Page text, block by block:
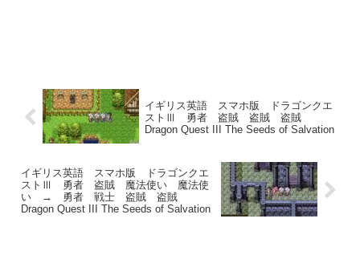
イギリス英語 スマホ版 ドラゴンクエ
ストⅢ 勇者 盗賊 盗賊 盗賊
Dragon Quest III The Seeds of Salvation
イギリス英語 スマホ版 ドラゴンクエ
ストⅢ 勇者 盗賊 魔法使い 魔法使
い → 勇者 戦士 盗賊 盗賊
Dragon Quest III The Seeds of Salvation